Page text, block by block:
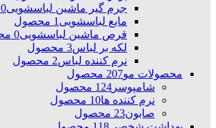
جرم گیر ماشین لباسشویی0 محصول
مایع لباسشویی1 محصول
قرص ماشین لباسشویی0 محصول
لکه بر لباس3 محصول
نرم کننده لباس2 محصول
محصولات مو207 محصول
شامپوسر 124 محصول
نرم کننده ها10 محصول
صابون23 محصول